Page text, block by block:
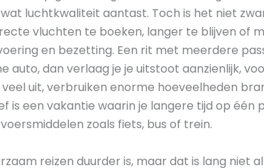
luchtkwaliteit aantast. Toch is het niet
vluchten te boeken, langer te blijven of
en bezetting. Een rit met meerdere
auto, dan verlaag je je uitstoot aanzienlijk,
uit, verbruiken enorme hoeveelheden
is een vakantie waarin je langere tijd op één
zoals fiets, bus of trein.
reizen duurder is, maar dat is lang niet